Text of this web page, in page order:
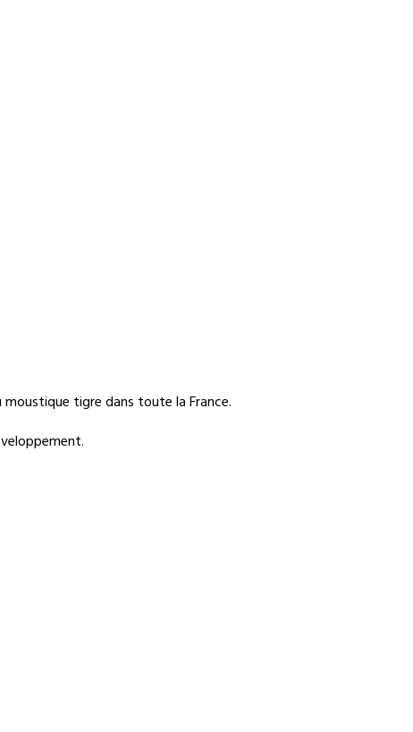
tigre dans toute la France.